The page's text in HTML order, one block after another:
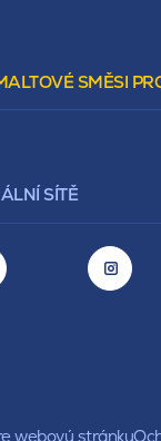
SÍTĚ
SMĚSI
webovú stránku